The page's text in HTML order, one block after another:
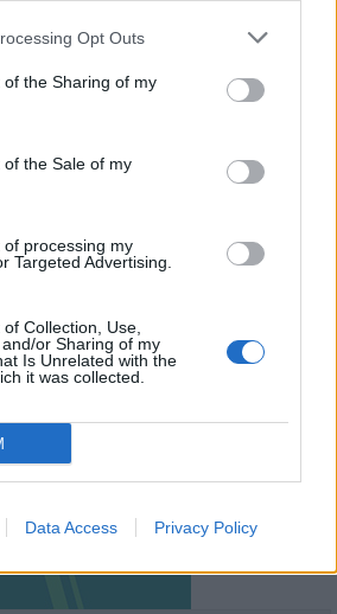
Opt Outs
the Sharing of my
the Sale of my
processing my
Targeted Advertising.
Collection, Use,
or Sharing of my
Is Unrelated with the
it was collected.
Data Access Privacy Policy